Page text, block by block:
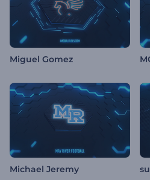
Miguel Gomez
Michael Jeremy